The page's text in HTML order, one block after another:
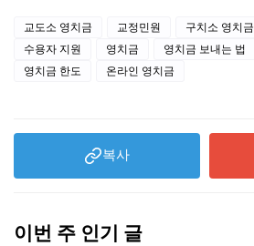
교도소 영치금 교정민원 구치소 영치금
수용자 지원
영치금 영치금 보내는 법
영치금 한도
온라인 영치금
복사
이번 주 인기 글